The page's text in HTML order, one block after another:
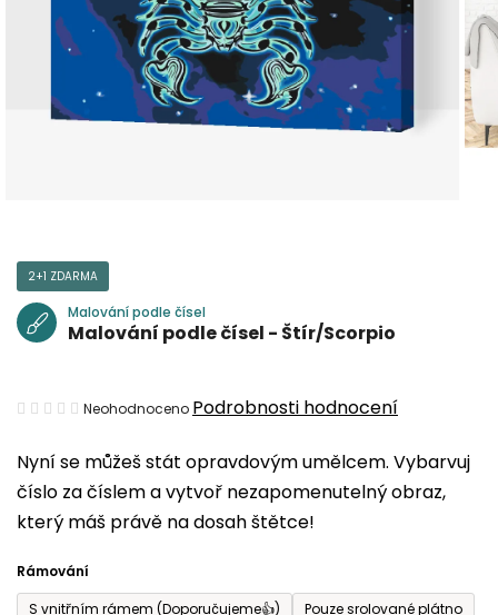
Nyní se můžeš stát opravdovým umělcem. Vybarvuj
číslo za číslem a vytvoř nezapomenutelný obraz,
který máš právě na dosah štětce!
Rámování
S vnitřním rámem (Doporučujeme👍)
Pouze srolované plátno
2+1 ZDARMA
Malování podle čísel
Malování podle čísel - Štír/Scorpio
Průměrné
produktu
je
0,0
5
Neohodnoceno Podrobnosti hodnocení